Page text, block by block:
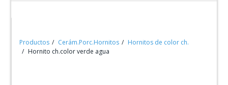
Productos Cerám.Porc.Hornitos
Hornitos de color ch.
Hornito ch.color verde agua